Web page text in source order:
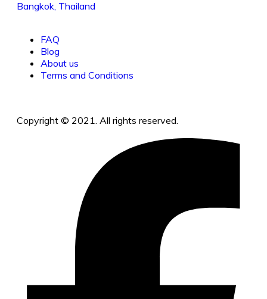
Bangkok, Thailand
FAQ
Blog
About us
Terms and Conditions
Copyright © 2021. All rights reserved.